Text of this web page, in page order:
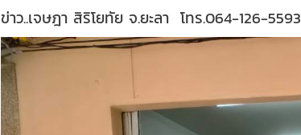
ข่าว..เจษฎา สิริโยทัย จ.ยะลา โทร.064-126-5593